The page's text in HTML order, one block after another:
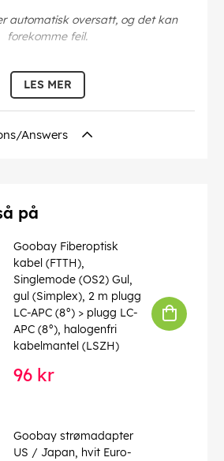
automatisk oversatt, og det kan
forekomme feil.
LES MER
Answers
på
Goobay Fiberoptisk
kabel (FTTH),
Singlemode (OS2) Gul,
gul (Simplex), 2 m plugg
LC-APC (8°) > plugg LC-
APC (8°), halogenfri
kabelmantel (LSZH)
96 kr
Goobay strømadapter
US / Japan, hvit Euro-